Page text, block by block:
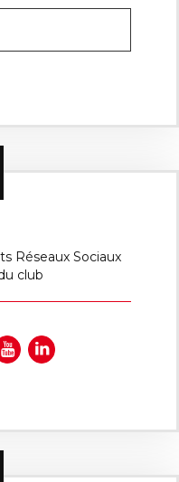
Réseaux Sociaux
club